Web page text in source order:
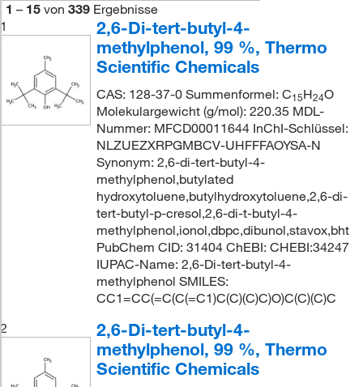
1 – 15 von 339 Ergebnisse
1
2,6-Di-tert-butyl-4-
methylphenol, 99 %, Thermo
Scientific Chemicals
CAS: 128-37-0 Summenformel: C15H24O
Molekulargewicht (g/mol): 220.35 MDL-
Nummer: MFCD00011644 InChI-Schlüssel:
NLZUEZXRPGMBCV-UHFFFAOYSA-N
Synonym: 2,6-di-tert-butyl-4-
methylphenol,butylated
hydroxytoluene,butylhydroxytoluene,2,6-di-
tert-butyl-p-cresol,2,6-di-t-butyl-4-
methylphenol,ionol,dbpc,dibunol,stavox,bht
PubChem CID: 31404 ChEBI: CHEBI:34247
IUPAC-Name: 2,6-Di-tert-butyl-4-
methylphenol SMILES:
CC1=CC(=C(C(=C1)C(C)(C)C)O)C(C)(C)C
2
2,6-Di-tert-butyl-4-
methylphenol, 99 %, Thermo
Scientific Chemicals